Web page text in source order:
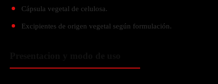
Cápsula vegetal de celulosa.
Excipientes de origen vegetal según formulación.